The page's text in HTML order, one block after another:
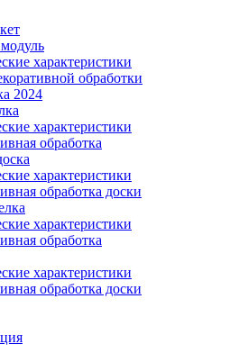
характеристики
обработки
2024
характеристики
обработка
характеристики
обработка доски
характеристики
обработка
характеристики
обработка доски